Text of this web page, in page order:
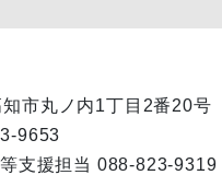
市丸ノ内1丁目2番20号
9653
支援担当 088-823-9319